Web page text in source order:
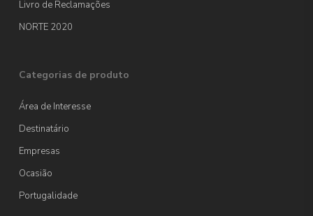
Livro de Reclamações
NORTE 2020
Categorias de produto
Área de Interesse
Destinatário
Empresas
Ocasião
Portugalidade